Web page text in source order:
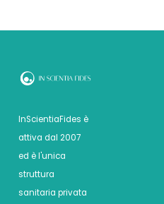
InScientiaFides è
attiva dal 2007
ed è l'unica
struttura
sanitaria privata